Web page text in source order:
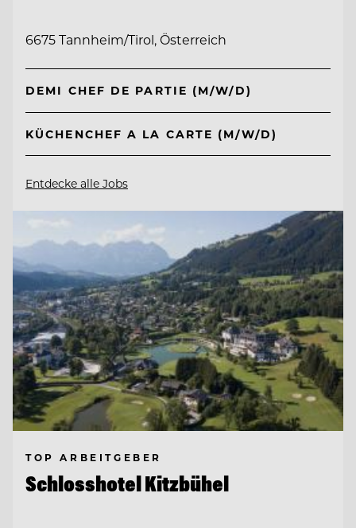
6675 Tannheim/Tirol, Österreich
DEMI CHEF DE PARTIE (M/W/D)
KÜCHENCHEF A LA CARTE (M/W/D)
Entdecke alle Jobs
TOP ARBEITGEBER
Schlosshotel Kitzbühel